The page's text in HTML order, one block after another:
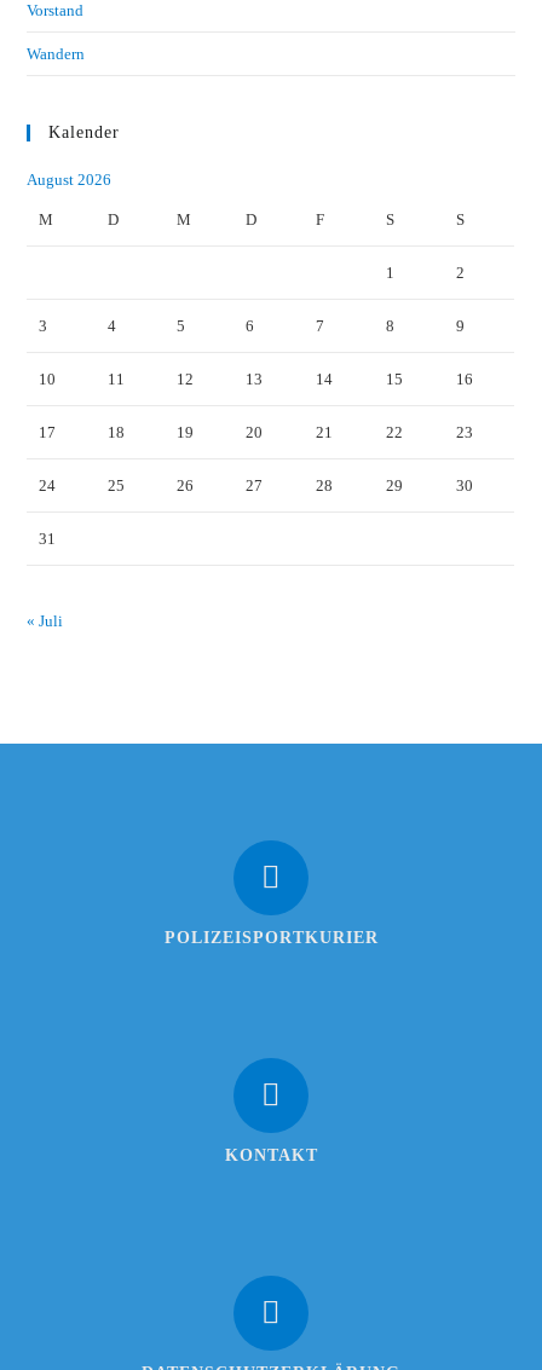
Vorstand
Wandern
Kalender
August 2026
M D M D F S S
1 2
3 4 5 6 7 8 9
10 11 12 13 14 15 16
17 18 19 20 21 22 23
24 25 26 27 28 29 30
31
« Juli
POLIZEISPORTKURIER
KONTAKT